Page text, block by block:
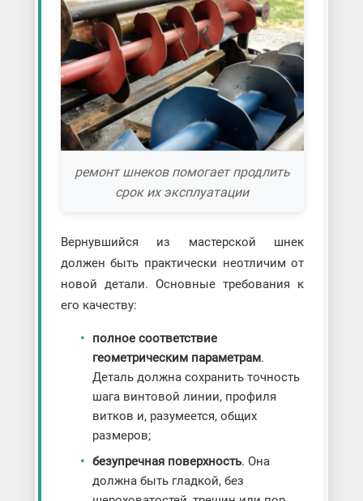
ремонт шнеков помогает продлить
срок их эксплуатации
Вернувшийся из мастерской шнек
должен быть практически неотличим от
новой детали. Основные требования к
его качеству:
полное соответствие
геометрическим параметрам.
Деталь должна сохранить точность
шага винтовой линии, профиля
витков и, разумеется, общих
размеров;
безупречная поверхность. Она
должна быть гладкой, без